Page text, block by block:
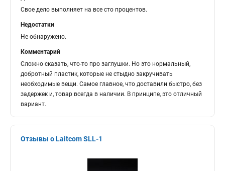
Свое дело выполняет на все сто процентов.
Недостатки
Не обнаружено.
Комментарий
Сложно сказать, что-то про заглушки. Но это нормальный,
добротный пластик, которые не стыдно закручивать
необходимые вещи. Самое главное, что доставили быстро, без
задержек и, товар всегда в наличии. В принципе, это отличный
вариант.
Отзывы о Laitcom SLL-1